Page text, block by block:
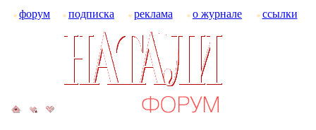
форум подписка реклама о журнале ссылки